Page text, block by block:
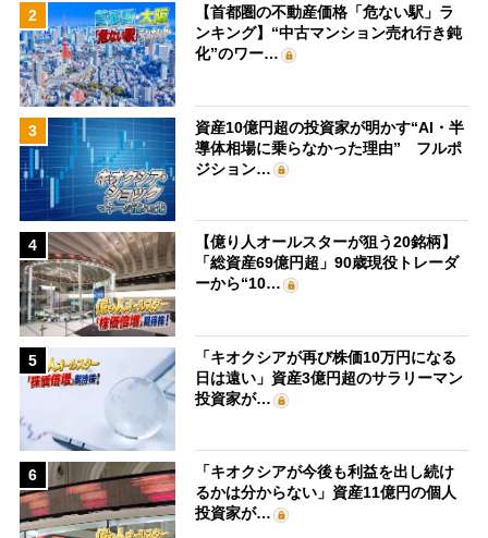
2
【首都圏の不動産価格「危ない駅」ラ
ンキング】“中古マンション売れ行き鈍
化”のワー…
3
資産10億円超の投資家が明かす“AI・半
導体相場に乗らなかった理由” フルポ
ジション…
4
【億り人オールスターが狙う20銘柄】
「総資産69億円超」90歳現役トレーダ
ーから“10…
5
「キオクシアが再び株価10万円になる
日は遠い」資産3億円超のサラリーマン
投資家が…
6
「キオクシアが今後も利益を出し続け
るかは分からない」資産11億円の個人
投資家が…